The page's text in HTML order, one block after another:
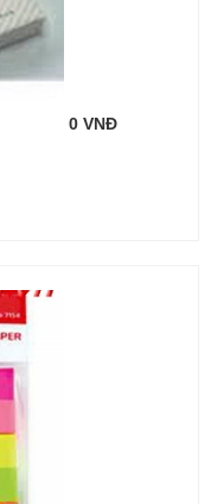
0 VNĐ